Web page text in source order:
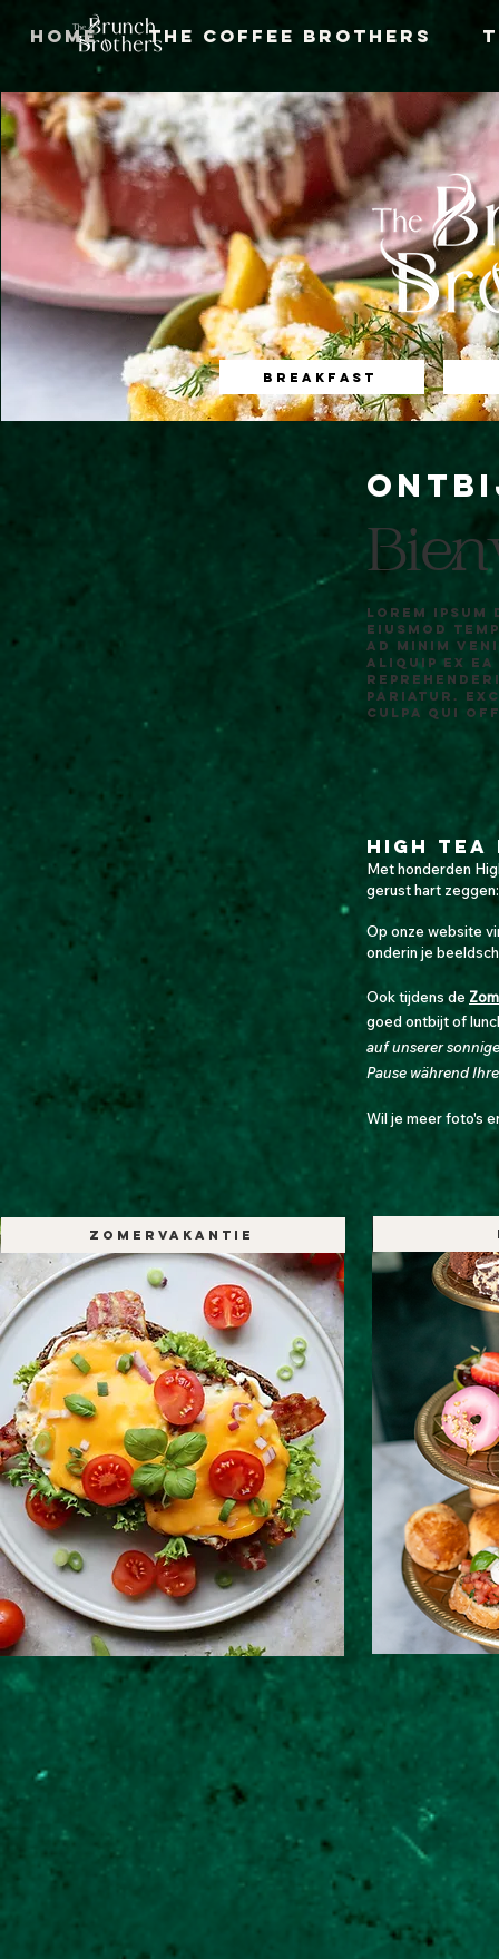
Home The Coffee Brothers
Breakfast
Lorem
eiusmod
ad minim
aliquip ex
pariatur.
culpa qui
High
Met honderden
gerust hart
Op onze website
onderin je
Ook tijdens de
goed ontbijt of
auf unserer
Pause während
Wil je meer foto's
Zomervakantie